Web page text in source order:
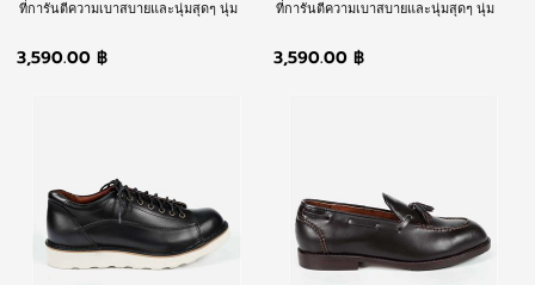
ที่การันตีความเบาสบายและนุ่มสุดๆ นุ่ม
ทนทานสูงแต่น้ำหนักสุดเบาหวิว หนุ่มๆที่มี
อาการเจ็บหมอนรองกระดูกเท้าช้ำก็จะ
3,590.00 ฿
ที่การันตีความเบาสบายและนุ่มสุดๆ นุ่ม
ทนทานสูงแต่น้ำหนักสุดเบาหวิว หนุ่มๆที่มี
อาการเจ็บหมอนรองกระดูกเท้าช้ำก็จะ
3,590.00 ฿